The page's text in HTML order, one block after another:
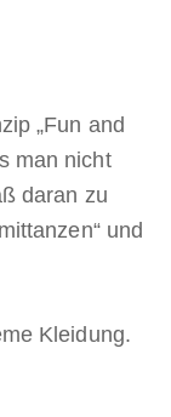
„Fun and
man nicht
daran zu
und
Kleidung.